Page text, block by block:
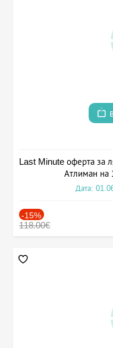
Last Minute оферта за
Атлиман на
Дата:
-15%
118.00€